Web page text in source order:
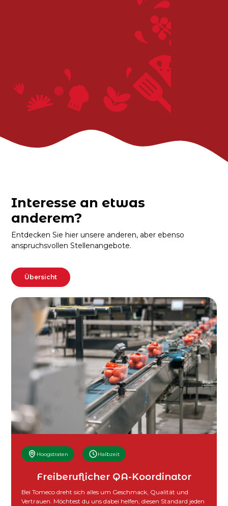
Interesse an etwas
anderem?
Entdecken Sie hier unsere anderen, aber ebenso
anspruchsvollen Stellenangebote.
Übersicht
Hoogstraten Halbzeit
Freiberuflicher QA-Koordinator
Bei Tomeco dreht sich alles um Geschmack, Qualität und
Vertrauen. Möchtest du uns dabei helfen, diesen Standard jeden